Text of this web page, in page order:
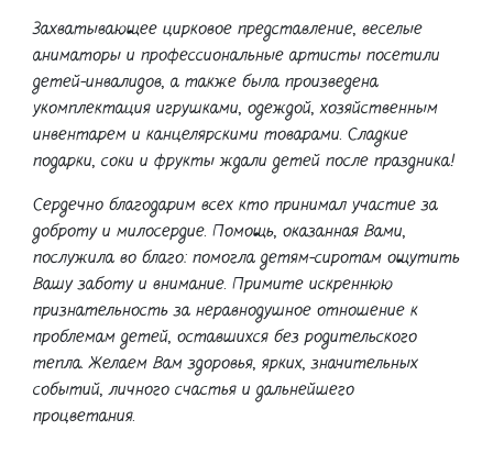
Захватывающее цирковое представление, веселые
аниматоры и профессиональные артисты посетили
детей-инвалидов, а также была произведена
укомплектация игрушками, одеждой, хозяйственным
инвентарем и канцелярскими товарами. Сладкие
подарки, соки и фрукты ждали детей после праздника!
Сердечно благодарим всех кто принимал участие за
доброту и милосердие. Помощь, оказанная Вами,
послужила во благо: помогла детям-сиротам ощутить
Вашу заботу и внимание. Примите искреннюю
признательность за неравнодушное отношение к
проблемам детей, оставшихся без родительского
тепла. Желаем Вам здоровья, ярких, значительных
событий, личного счастья и дальнейшего
процветания.